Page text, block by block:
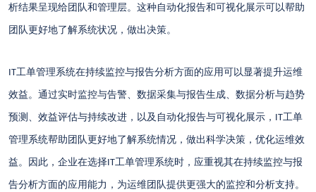
析结果呈现给团队和管理层。这种自动化报告和可视化展示可以帮助
团队更好地了解系统状况，做出决策。
IT工单管理系统在持续监控与报告分析方面的应用可以显著提升运维
效益。通过实时监控与告警、数据采集与报告生成、数据分析与趋势
预测、效益评估与持续改进，以及自动化报告与可视化展示， IT工单
管理系统帮助团队更好地了解系统情况，做出科学决策，优化运维效
益。因此，企业在选择IT工单管理系统时，应重视其在持续监控与报
告分析方面的应用能力，为运维团队提供更强大的监控和分析支持。